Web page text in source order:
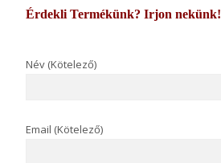
Érdekli Termékünk? Irjon nekünk!
Név (Kötelező)
Email (Kötelező)